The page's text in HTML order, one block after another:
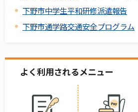
下野市中学生平和研修派遣報告
下野市通学路交通安全プログラム
よく利用されるメニュー